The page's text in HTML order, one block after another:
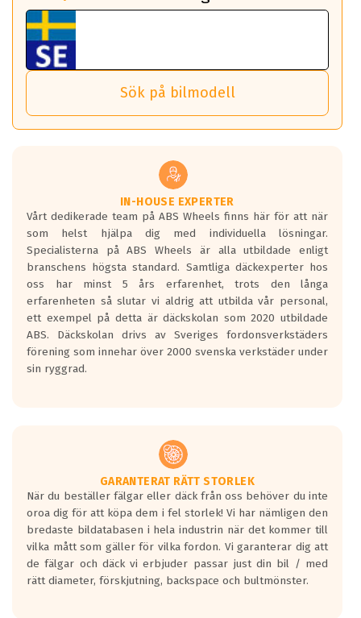
ABS 360 gör det möjligt för dig att ta med fälgarna till din
nästa bil.
Det sparar dig tid och pengar.
*PCD står för pitch circle diameter / Bultmönster.
Tillbehören är av högsta kvalitet och är kompatibla med
ABS Wheels fälgar.
Viktigt att Bult respektive mutter är av storlek (17mm hylsa
Genom att du anger ditt registreringsnummer kan vi matcha
och garantera att tillbehören passar till 100%
vid åtdragning av hjulbultarna.
fordon. Detta sker automatiskt och är inget du som förare
behöver tänka på.
Sensorn sitter inne i hjulet och skickar signaler om lufttryck
och temperatur till din instrumentpanel.
TPMS gör det enkelt att ha koll på att dina däck håller rätt
tryck. Skulle du tappa tryck i något däck varnar TPMS dig
om detta.
helt kort att du som förare alltid ska ha koll på lufttrycket i
Samtliga ABS Wheels fälgar är kompatibla med TPMS
sensorer.
Sök på bilmodell
IN-HOUSE EXPERTER
Vårt dedikerade team på ABS Wheels finns här för att när
som helst hjälpa dig med individuella lösningar.
Specialisterna på ABS Wheels är alla utbildade enligt
branschens högsta standard. Samtliga däckexperter hos
oss har minst 5 års erfarenhet, trots den långa
erfarenheten så slutar vi aldrig att utbilda vår personal,
ett exempel på detta är däckskolan som 2020 utbildade
ABS. Däckskolan drivs av Sveriges fordonsverkstäders
förening som innehar över 2000 svenska verkstäder under
sin ryggrad.
GARANTERAT RÄTT STORLEK
När du beställer fälgar eller däck från oss behöver du inte
oroa dig för att köpa dem i fel storlek! Vi har nämligen den
bredaste bildatabasen i hela industrin när det kommer till
vilka mått som gäller för vilka fordon. Vi garanterar dig att
de fälgar och däck vi erbjuder passar just din bil / med
rätt diameter, förskjutning, backspace och bultmönster.